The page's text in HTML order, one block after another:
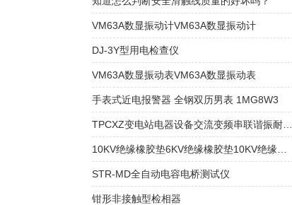
VM63A数显振动计VM63A数显振动计
DJ-3Y型用电检查仪
VM63A数显振动表VM63A数显振动表
手表式近电报警器 全钢双历男表 1MG8W3
TPCXZ变电站电器设备交流变频串联谐振耐压装置
10KV绝缘橡胶垫6KV绝缘橡胶垫10KV绝缘胶垫
STR-MD全自动电容电桥测试仪
钳形非接触型检相器